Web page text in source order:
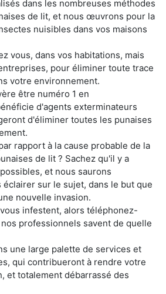
dans les nombreuses méthodes
de lit, et nous œuvrons pour la
nuisibles dans vos maisons
vous, dans vos habitations, mais
pour éliminer toute trace
votre environnement.
être numéro 1 en
d'agents exterminateurs
d'éliminer toutes les punaises
rapport à la cause probable de la
de lit ? Sachez qu'il y a
et nous saurons
sur le sujet, dans le but que
nouvelle invasion.
infestent, alors téléphonez-
professionnels savent de quelle
une large palette de services et
qui contribueront à rendre votre
et totalement débarrassé des